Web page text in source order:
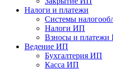
Налоги и платежи
Системы
Налоги ИП
Взносы и
Ведение ИП
Бухгалтерия ИП
Касса ИП